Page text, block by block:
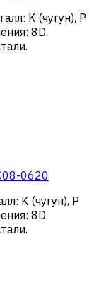
: K (чугун), Р
: 8D.
.
0620
: K (чугун), Р
: 8D.
.